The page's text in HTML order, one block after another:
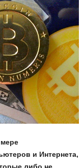
и Интернета,